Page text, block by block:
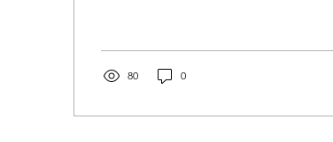
anmälda. 🍔 Lunch: Vi grillar
ingår: 1–2 hamburgare Dricka...
80 0